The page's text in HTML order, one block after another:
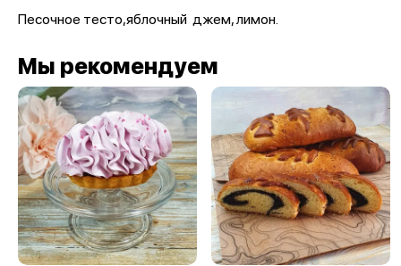
Песочное тесто,яблочный джем, лимон.
Мы рекомендуем